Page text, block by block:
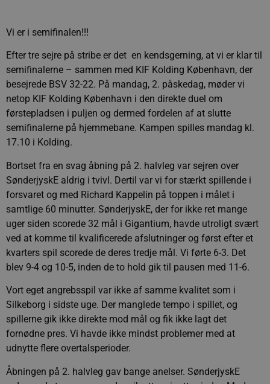
Vi er i semifinalen!!!
Efter tre sejre på stribe er det en kendsgerning, at vi er klar til
semifinalerne – sammen med KIF Kolding København, der
besejrede BSV 32-22. På mandag, 2. påskedag, møder vi
netop KIF Kolding København i den direkte duel om
førstepladsen i puljen og dermed fordelen af at slutte
semifinalerne på hjemmebane. Kampen spilles mandag kl.
17.10 i Kolding.
Bortset fra en svag åbning på 2. halvleg var sejren over
SønderjyskE aldrig i tvivl. Dertil var vi for stærkt spillende i
forsvaret og med Richard Kappelin på toppen i målet i
samtlige 60 minutter. SønderjyskE, der for ikke ret mange
uger siden scorede 32 mål i Gigantium, havde utroligt svært
ved at komme til kvalificerede afslutninger og først efter et
kvarters spil scorede de deres tredje mål. Vi førte 6-3. Det
blev 9-4 og 10-5, inden de to hold gik til pausen med 11-6.
Vort eget angrebsspil var ikke af samme kvalitet som i
Silkeborg i sidste uge. Der manglede tempo i spillet, og
spillerne gik ikke direkte mod mål og fik ikke lagt det
fornødne pres. Vi havde ikke mindst problemer med at
udnytte flere overtalsperioder.
Åbningen på 2. halvleg gav bange anelser. SønderjyskE